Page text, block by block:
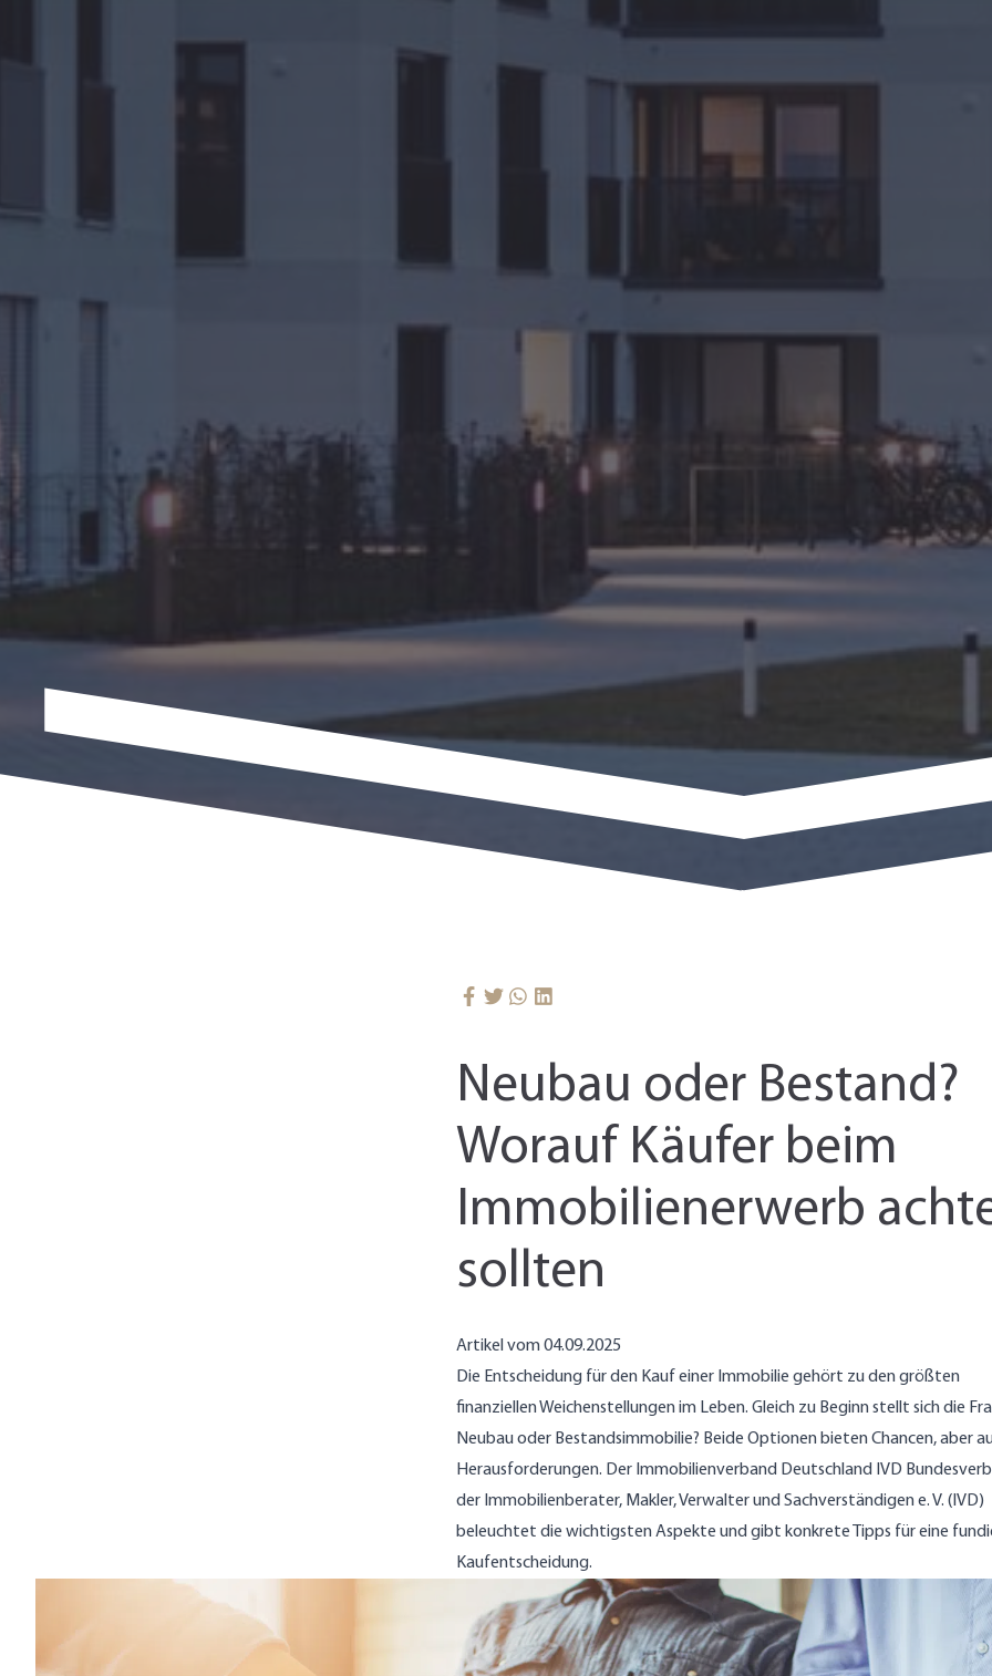
Neubau oder Bestand?
Worauf Käufer beim
Immobilienerwerb
sollten
Artikel vom 04.09.2025
Die Entscheidung für den Kauf einer Immobilie gehört zu den größten
finanziellen Weichenstellungen im Leben. Gleich zu Beginn stellt sich die
Neubau oder Bestandsimmobilie? Beide Optionen bieten Chancen, aber
Herausforderungen. Der Immobilienverband Deutschland IVD
der Immobilienberater, Makler, Verwalter und Sachverständigen e. V. (IVD)
beleuchtet die wichtigsten Aspekte und gibt konkrete Tipps für eine
Kaufentscheidung.